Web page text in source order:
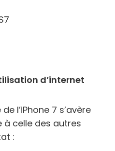
d’internet
l’iPhone 7 s’avère
celle des autres
: